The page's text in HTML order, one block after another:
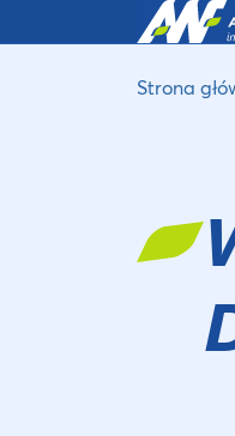
Strona